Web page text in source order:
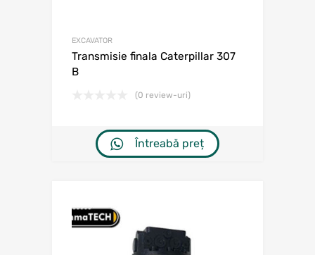
EXCAVATOR
Transmisie finala Caterpillar 307
B
(0 review-uri)
Întreabă preț